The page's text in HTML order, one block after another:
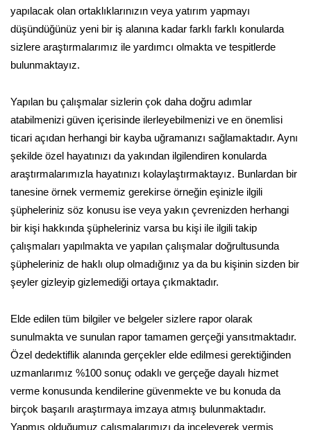
yapılacak olan ortaklıklarınızın veya yatırım yapmayı
düşündüğünüz yeni bir iş alanına kadar farklı farklı konularda
sizlere araştırmalarımız ile yardımcı olmakta ve tespitlerde
bulunmaktayız.
Yapılan bu çalışmalar sizlerin çok daha doğru adımlar
atabilmenizi güven içerisinde ilerleyebilmenizi ve en önemlisi
ticari açıdan herhangi bir kayba uğramanızı sağlamaktadır. Aynı
şekilde özel hayatınızı da yakından ilgilendiren konularda
araştırmalarımızla hayatınızı kolaylaştırmaktayız. Bunlardan bir
tanesine örnek vermemiz gerekirse örneğin eşinizle ilgili
şüpheleriniz söz konusu ise veya yakın çevrenizden herhangi
bir kişi hakkında şüpheleriniz varsa bu kişi ile ilgili takip
çalışmaları yapılmakta ve yapılan çalışmalar doğrultusunda
şüpheleriniz de haklı olup olmadığınız ya da bu kişinin sizden bir
şeyler gizleyip gizlemediği ortaya çıkmaktadır.
Elde edilen tüm bilgiler ve belgeler sizlere rapor olarak
sunulmakta ve sunulan rapor tamamen gerçeği yansıtmaktadır.
Özel dedektiflik alanında gerçekler elde edilmesi gerektiğinden
uzmanlarımız %100 sonuç odaklı ve gerçeğe dayalı hizmet
verme konusunda kendilerine güvenmekte ve bu konuda da
birçok başarılı araştırmaya imzaya atmış bulunmaktadır.
Yapmış olduğumuz çalışmalarımızı da inceleyerek vermiş